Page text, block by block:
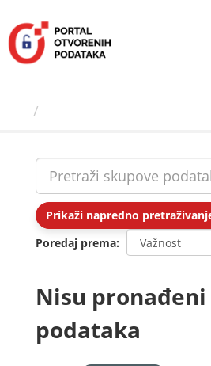
sadržaj
Prikaži napredno
Poredaj prema
Nisu
podataka